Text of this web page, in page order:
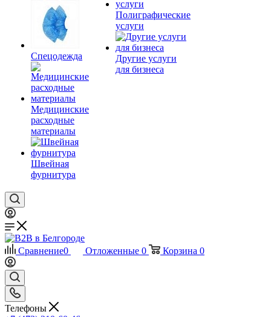
Спецодежда
Медицинские
расходные
материалы
Швейная
фурнитура
Полиграфические
услуги
Другие услуги
для бизнеса
Сравнение0 Отложенные 0 Корзина 0
Телефоны